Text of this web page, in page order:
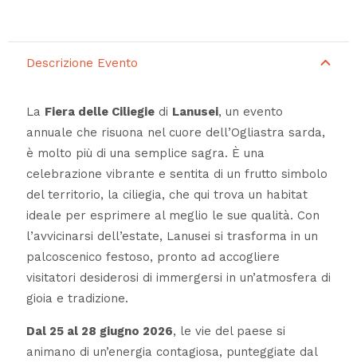
Descrizione Evento
La Fiera delle Ciliegiedi Lanusei, un evento
annuale che risuona nel cuore dell’Ogliastra sarda,
è molto più di una semplice sagra. È una
celebrazione vibrante e sentita di un frutto simbolo
del territorio, la ciliegia, che qui trova un habitat
ideale per esprimere al meglio le sue qualità. Con
l’avvicinarsi dell’estate, Lanusei si trasforma in un
palcoscenico festoso, pronto ad accogliere
visitatori desiderosi di immergersi in un’atmosfera di
gioia e tradizione.
Dal 25 al 28 giugno 2026, le vie del paese si
animano di un’energia contagiosa, punteggiate dal